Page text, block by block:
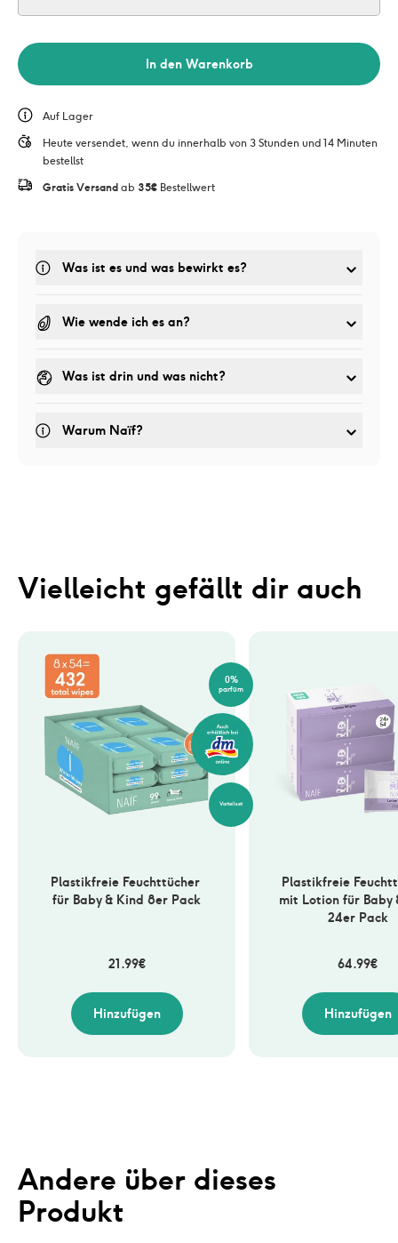
In den Warenkorb
Auf Lager
Heute versendet, wenn du innerhalb von 3 Stunden und 14 Minuten
bestellst
Gratis Versand ab 35€ Bestellwert
Wie wende ich es an?
Was ist drin und was nicht?
Warum Naïf?
Vielleicht gefällt dir auch
0%
parfüm
Vorteilset
Plastikfreie Feuchttücher
für Baby & Kind 8er Pack
21.99€
Hinzufügen
Plastikfreie
mit Lotion für Baby
24er Pack
64.99€
Hinzufügen
Andere über dieses
Produkt